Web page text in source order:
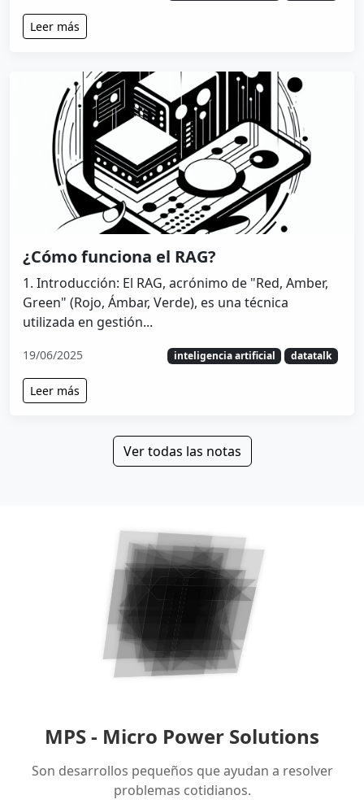
Leer más
¿Cómo funciona el RAG?
1. Introducción: El RAG, acrónimo de "Red, Amber,
Green" (Rojo, Ámbar, Verde), es una técnica
utilizada en gestión...
19/06/2025 inteligencia artificial datatalk
Leer más
Ver todas las notas
MPS - Micro Power Solutions
Son desarrollos pequeños que ayudan a resolver
problemas cotidianos.